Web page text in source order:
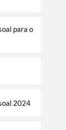
para o
2024